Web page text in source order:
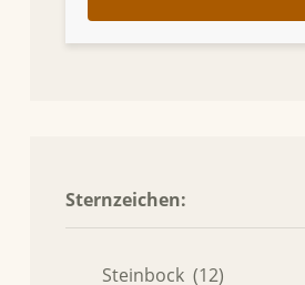
Sternzeichen: